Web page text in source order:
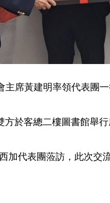
黃建明率領代表團一
於客總二樓圖書館舉行
表團蒞訪，此次交